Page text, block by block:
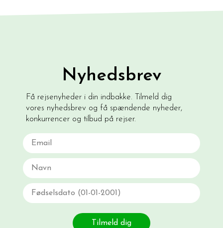
Nyhedsbrev
Få rejsenyheder i din indbakke. Tilmeld dig
vores nyhedsbrev og få spændende nyheder,
konkurrencer og tilbud på rejser.
Email
Navn
Fødselsdato
Tilmeld dig